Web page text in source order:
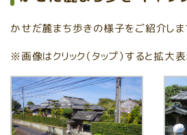
かせだ麓まち歩きの様子をご紹介しま
※画像はクリック（タップ）すると拡大